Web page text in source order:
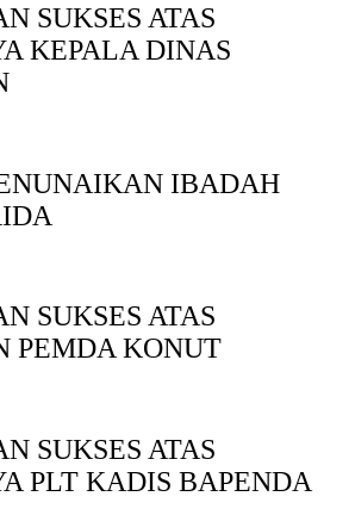
SUKSES ATAS
KEPALA DINAS
IBADAH
SUKSES ATAS
PEMDA KONUT
SUKSES ATAS
PLT KADIS BAPENDA